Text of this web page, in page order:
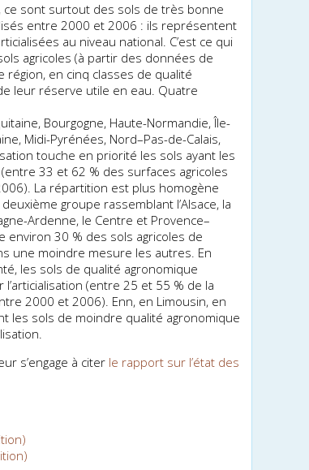
ce sont surtout des sols de très bonne
entre 2000 et 2006 : ils représentent
au niveau national. C’est ce qui
agricoles (à partir des données de
région, en cinq classes de qualité
leur réserve utile en eau. Quatre
Bourgogne, Haute-Normandie, Île-
Midi-Pyrénées, Nord–Pas-de-Calais,
touche en priorité les sols ayant les
33 et 62 % des surfaces agricoles
La répartition est plus homogène
groupe rassemblant l’Alsace, la
Ardenne, le Centre et Provence–
environ 30 % des sols agricoles de
une moindre mesure les autres. En
les sols de qualité agronomique
(entre 25 et 55 % de la
2000 et 2006). Enfin, en Limousin, en
les sols de moindre qualité agronomique
s’engage à citer le rapport sur l’état des